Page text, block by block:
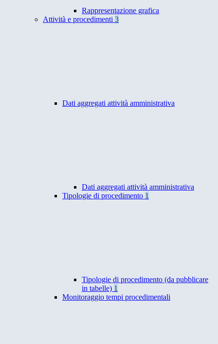
Rappresentazione grafica
Attività e procedimenti 3
Dati aggregati attività amministrativa
Dati aggregati attività amministrativa
Tipologie di procedimento 1
Tipologie di procedimento (da pubblicare
in tabelle) 1
Monitoraggio tempi procedimentali